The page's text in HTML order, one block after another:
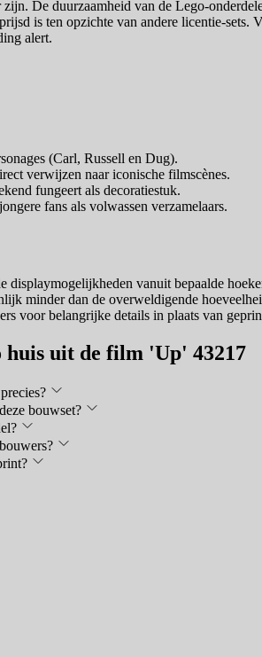
De duurzaamheid van de Lego-
is ten opzichte van andere licentie-
alert.
(Carl, Russell en Dug).
verwijzen naar iconische filmscènes.
fungeert als decoratiestuk.
fans als volwassen verzamelaars.
displaymogelijkheden vanuit bepaalde
minder dan de overweldigende
voor belangrijke details in plaats van
huis uit de film 'Up' 43217
bouwset?